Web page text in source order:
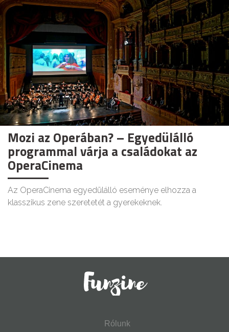
Mozi az Operában? – Egyedülálló
programmal várja a családokat az
OperaCinema
Az OperaCinema egyedülálló eseménye elhozza a
klasszikus zene szeretetét a gyerekeknek.
Rólunk